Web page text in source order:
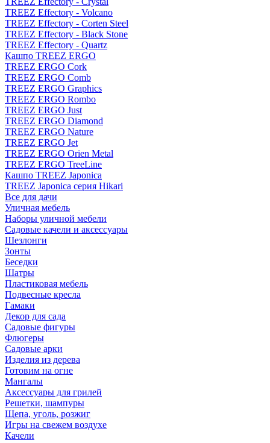
TREEZ Effectory - Volcano
TREEZ Effectory - Corten Steel
TREEZ Effectory - Black Stone
TREEZ Effectory - Quartz
Кашпо TREEZ ERGO
TREEZ ERGO Cork
TREEZ ERGO Comb
TREEZ ERGO Graphics
TREEZ ERGO Rombo
TREEZ ERGO Just
TREEZ ERGO Diamond
TREEZ ERGO Nature
TREEZ ERGO Jet
TREEZ ERGO Orien Metal
TREEZ ERGO TreeLine
Кашпо TREEZ Japonica
TREEZ Japonica серия Hikari
Все для дачи
Уличная мебель
Наборы уличной мебели
Садовые качели и аксессуары
Шезлонги
Зонты
Беседки
Шатры
Пластиковая мебель
Подвесные кресла
Гамаки
Декор для сада
Садовые фигуры
Флюгеры
Садовые арки
Изделия из дерева
Готовим на огне
Мангалы
Аксессуары для грилей
Решетки, шампуры
Щепа, уголь, розжиг
Игры на свежем воздухе
Качели